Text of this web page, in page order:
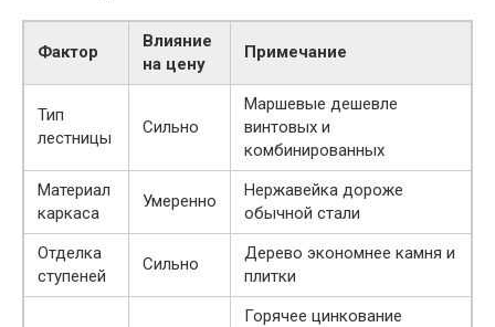
Фактор
Влияние
на цену
Примечание
Тип
лестницы
Сильно
Маршевые дешевле
винтовых и
комбинированных
Материал
каркаса
Умеренно
Нержавейка дороже
обычной стали
Отделка
ступеней
Сильно
Дерево экономнее камня и
плитки
Горячее цинкование